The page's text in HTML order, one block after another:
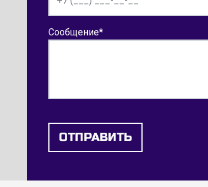
Сообщение*
ОТПРАВИТЬ